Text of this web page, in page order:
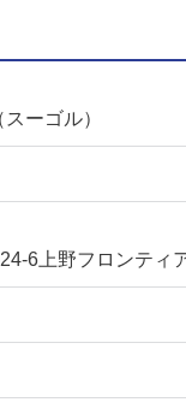
ーゴル）
6上野フロンティ